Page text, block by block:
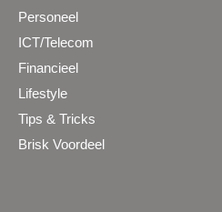
Personeel
ICT/Telecom
Financieel
Lifestyle
Tips & Tricks
Brisk Voordeel